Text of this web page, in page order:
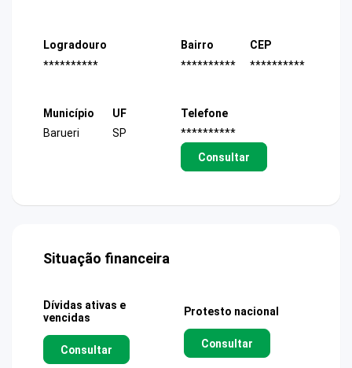
Logradouro
**********
Bairro
**********
CEP
**********
Município
Barueri
UF
SP
Telefone
**********
Consultar
Situação financeira
Dívidas ativas e
vencidas
Consultar
Protesto nacional
Consultar